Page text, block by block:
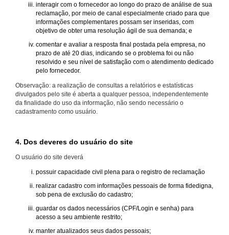
interagir com o fornecedor ao longo do prazo de análise de sua
reclamação, por meio de canal especialmente criado para que
informações complementares possam ser inseridas, com
objetivo de obter uma resolução ágil de sua demanda; e
comentar e avaliar a resposta final postada pela empresa, no
prazo de até 20 dias, indicando se o problema foi ou não
resolvido e seu nível de satisfação com o atendimento dedicado
pelo fornecedor.
Observação: a realização de consultas a relatórios e estatísticas
divulgados pelo site é aberta a qualquer pessoa, independentemente
da finalidade do uso da informação, não sendo necessário o
cadastramento como usuário.
4. Dos deveres do usuário do site
O usuário do site deverá
possuir capacidade civil plena para o registro de reclamação
realizar cadastro com informações pessoais de forma fidedigna,
sob pena de exclusão do cadastro;
guardar os dados necessários (CPF/Login e senha) para
acesso a seu ambiente restrito;
manter atualizados seus dados pessoais;